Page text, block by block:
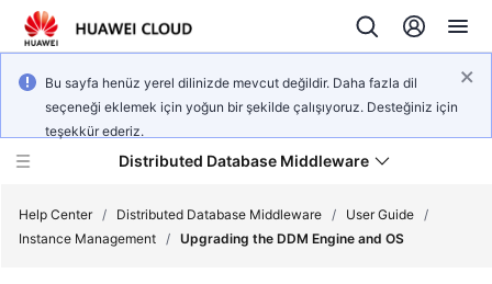
Bu sayfa henüz yerel dilinizde mevcut değildir. Daha fazla dil
seçeneği eklemek için yoğun bir şekilde çalışıyoruz. Desteğiniz için
teşekkür ederiz.
Distributed Database Middleware
Help Center / Distributed Database Middleware / User Guide /
Instance Management / Upgrading the DDM Engine and OS